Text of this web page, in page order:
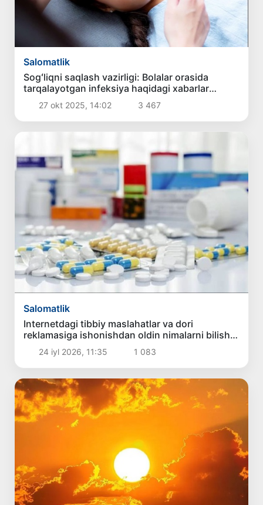
Salomatlik
Sogʻliqni saqlash vazirligi: Bolalar orasida
tarqalayotgan infeksiya haqidagi xabarlar
asossiz
27 okt 2025, 14:02 3 467
Salomatlik
Internetdagi tibbiy maslahatlar va dori
reklamasiga ishonishdan oldin nimalarni bilish
kerak?
24 iyl 2026, 11:35 1 083